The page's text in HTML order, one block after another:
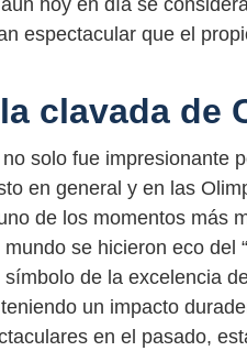
espectacular que el
clavada de
solo fue impresionante
en general y en las
de los momentos más
se hicieron eco del
de la excelencia
un impacto
en el pasado,